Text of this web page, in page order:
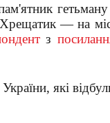
гетьману
— на
з
які